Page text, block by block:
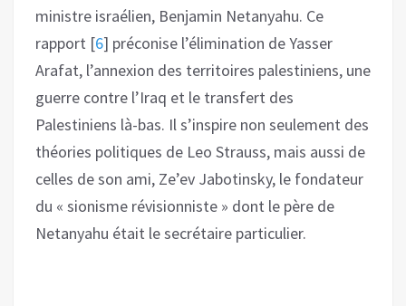
ministre israélien, Benjamin Netanyahu. Ce
rapport [6] préconise l’élimination de Yasser
Arafat, l’annexion des territoires palestiniens, une
guerre contre l’Iraq et le transfert des
Palestiniens là-bas. Il s’inspire non seulement des
théories politiques de Leo Strauss, mais aussi de
celles de son ami, Ze’ev Jabotinsky, le fondateur
du « sionisme révisionniste » dont le père de
Netanyahu était le secrétaire particulier.